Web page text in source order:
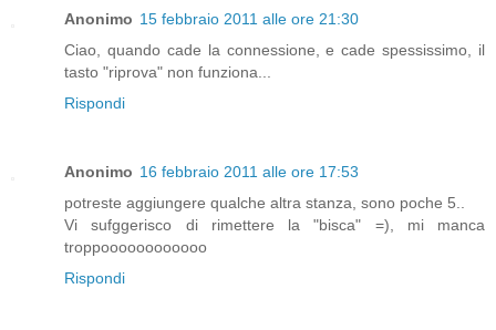
Anonimo 15 febbraio 2011 alle ore 21:30
Ciao, quando cade la connessione, e cade spessissimo, il
tasto "riprova" non funziona...
Rispondi
Anonimo 16 febbraio 2011 alle ore 17:53
potreste aggiungere qualche altra stanza, sono poche 5..
Vi sufggerisco di rimettere la "bisca" =), mi manca
troppoooooooooooo
Rispondi